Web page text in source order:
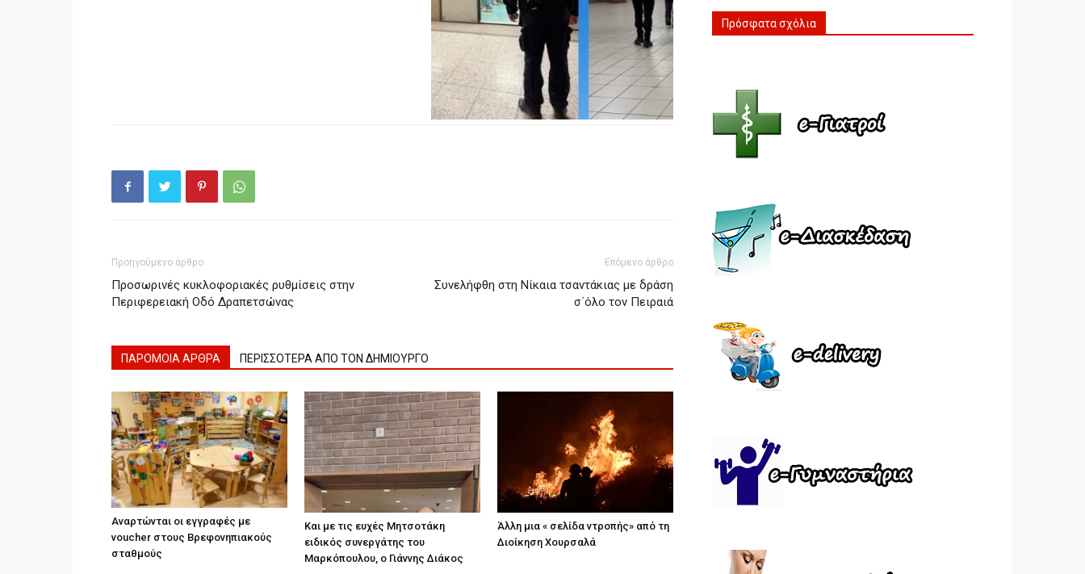
Προηγούμενο άρθρο
Προσωρινές κυκλοφοριακές ρυθμίσεις στην
Περιφερειακή Οδό Δραπετσώνας
Επόμενο άρθρο
Συνελήφθη στη Νίκαια τσαντάκιας με δράση
σ΄όλο τον Πειραιά
ΠΑΡΟΜΟΙΑ ΑΡΘΡΑ ΠΕΡΙΣΣΟΤΕΡΑ ΑΠΟ ΤΟΝ ΔΗΜΙΟΥΡΓΟ
Αναρτώνται οι εγγραφές με
voucher στους Βρεφονηπιακούς
σταθμούς
Και με τις ευχές Μητσοτάκη
ειδικός συνεργάτης του
Μαρκόπουλου, ο Γιάννης Διάκος
Άλλη μια « σελίδα ντροπής» από τη
Διοίκηση Χουρσαλά
Πρόσφατα σχόλια